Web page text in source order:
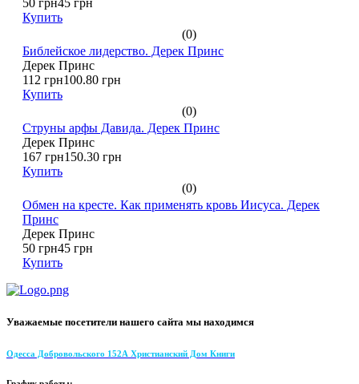
50 грн45 грн
Купить
(0)
Библейское лидерство. Дерек Принс
Дерек Принс
112 грн100.80 грн
Купить
(0)
Струны арфы Давида. Дерек Принс
Дерек Принс
167 грн150.30 грн
Купить
(0)
Обмен на кресте. Как применять кровь Иисуса. Дерек
Принс
Дерек Принс
50 грн45 грн
Купить
Уважаемые посетители нашего сайта мы находимся
Одесса Добровольского 152А Христианский Дом Книги